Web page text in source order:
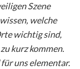
Szene
welche
wichtig sind,
kurz kommen.
uns elementar.